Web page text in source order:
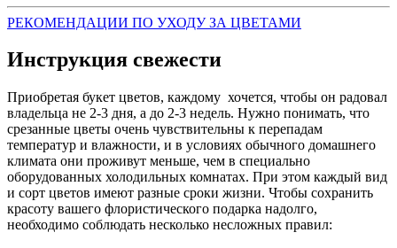
РЕКОМЕНДАЦИИ ПО УХОДУ ЗА ЦВЕТАМИ
Инструкция свежести
Приобретая букет цветов, каждому хочется, чтобы он радовал
владельца не 2-3 дня, а до 2-3 недель. Нужно понимать, что
срезанные цветы очень чувствительны к перепадам
температур и влажности, и в условиях обычного домашнего
климата они проживут меньше, чем в специально
оборудованных холодильных комнатах. При этом каждый вид
и сорт цветов имеют разные сроки жизни. Чтобы сохранить
красоту вашего флористического подарка надолго,
необходимо соблюдать несколько несложных правил: